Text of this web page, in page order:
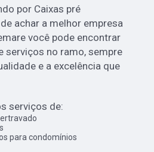
por Caixas pré
achar a melhor empresa
você pode encontrar
serviços no ramo, sempre
e a excelência que
serviços de:
para condomínios